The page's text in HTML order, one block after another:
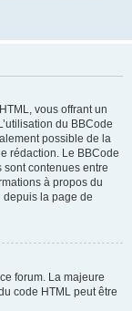
vous offrant un
du BBCode
possible de la
rédaction. Le BBCode
sont contenues entre
à propos du
depuis la page de
forum. La majeure
code HTML peut être